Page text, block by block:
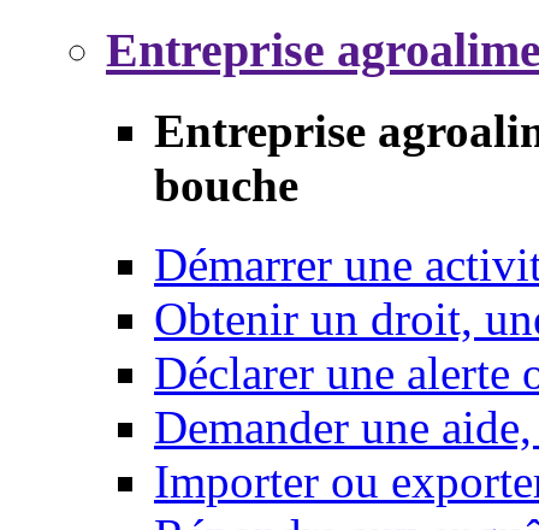
Entreprise
Entreprise
bouche
Démarrer une
Obtenir un droit,
Déclarer une alerte
Demander une
Importer ou